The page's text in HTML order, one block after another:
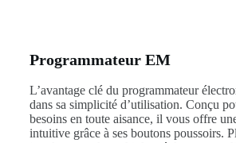
Programmateur EM
L’avantage clé du programmateur
dans sa simplicité d’utilisation. Conçu
besoins en toute aisance, il vous offre
intuitive grâce à ses boutons poussoirs.